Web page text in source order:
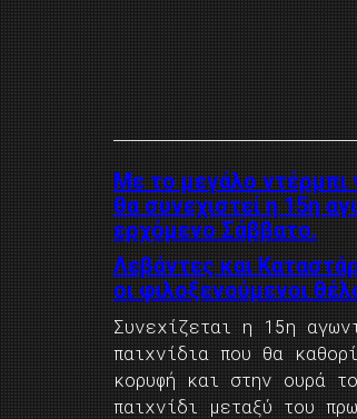
Με το μεγάλο ντέρμπι
θα συνεχιστεί η 15η
ερχόμενο Σάββατο.
Λεβάντες και
οι φιλοξενούμενοι
Συνεχίζεται η 15η
παιχνίδια που θα
κορυφή και στην ουρά
παιχνίδι μεταξύ του